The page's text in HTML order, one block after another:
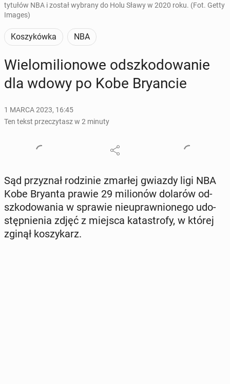
tytułów NBA i został wybrany do Holu Sławy w 2020 roku. (Fot. Getty
Images)
Koszykówka NBA
Wie­lo­mi­lio­no­we od­szko­do­wa­nie
dla wdowy po Kobe Bry­an­cie
1 MARCA 2023, 16:45
Ten tekst przeczytasz w 2 minuty
Sąd przy­znał ro­dzi­nie zmarłej gwiazdy ligi NBA
Kobe Bryanta prawie 29 mi­lio­nów dolarów od­
szko­do­wa­nia w sprawie nie­upraw­nio­ne­go udo­
stęp­nie­nia zdjęć z miejsca ka­ta­stro­fy, w której
zginął ko­szy­karz.